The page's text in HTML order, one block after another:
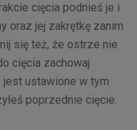
cięcia podnieś je i
oraz jej zakrętkę zanim
się też, że ostrze nie
cięcia zachowaj
ustawione w tym
poprzednie cięcie.